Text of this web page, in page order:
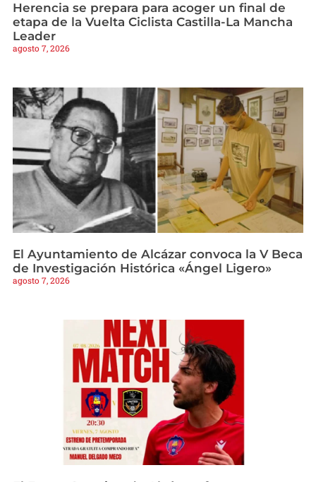
Herencia se prepara para acoger un final de
etapa de la Vuelta Ciclista Castilla-La Mancha
Leader
agosto 7, 2026
El Ayuntamiento de Alcázar convoca la V Beca
de Investigación Histórica «Ángel Ligero»
agosto 7, 2026